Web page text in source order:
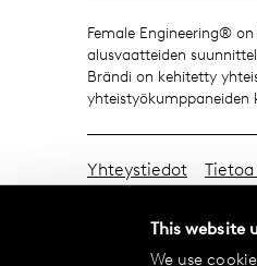
This website
We use
Female Engineering®
alusvaatteiden
Brändi on kehitetty
yhteistyökumppaneiden
Yhteystiedot
Saavutettavuusseloste